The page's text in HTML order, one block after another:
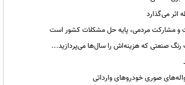
اثر می‌گذارد
و مشارکت مردمی، پایه حل مشکلات کشور است
صوری خودروهای وارداتی